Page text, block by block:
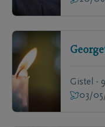
Gistel -
03/